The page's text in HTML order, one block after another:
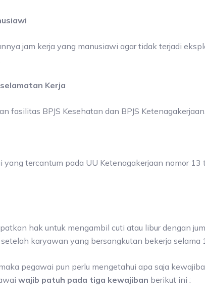
jam kerja yang manusiawi agar tidak terjadi
Kerja
fasilitas BPJS Kesehatan dan BPJS Ketenagakerjaan.
tercantum pada UU Ketenagakerjaan nomor 13
hak untuk mengambil cuti atau libur dengan
karyawan yang bersangkutan bekerja selama
pegawai pun perlu mengetahui apa saja
wajib patuh pada tiga kewajiban berikut ini :